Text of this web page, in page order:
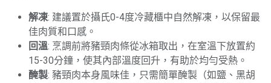
解凍: 建議置於攝氏0-4度冷藏櫃中自然解凍，以保留最
佳肉質和口感。
回溫: 烹調前將豬頸肉條從冰箱取出，在室溫下放置約
15-30分鐘，使其內部溫度回升，有助於均勻受熱。
醃製: 豬頸肉本身風味佳，只需簡單醃製（如鹽、黑胡